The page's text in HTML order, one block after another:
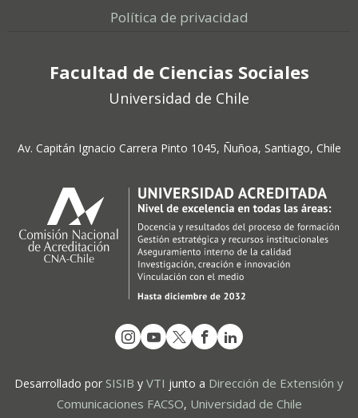
Política de privacidad
Facultad de Ciencias Sociales
Universidad de Chile
Av. Capitán Ignacio Carrera Pinto 1045, Ñuñoa, Santiago, Chile
Desarrollado por SISIB y VTI junto a Dirección de Extensión y
Comunicaciones FACSO, Universidad de Chile